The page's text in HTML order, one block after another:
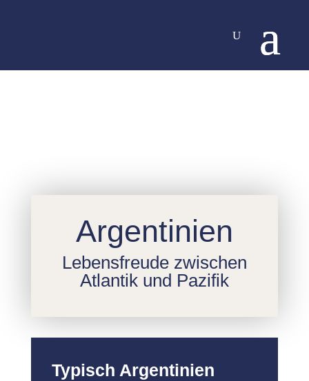
Argentinien
Lebensfreude zwischen
Atlantik und Pazifik
Typisch Argentinien